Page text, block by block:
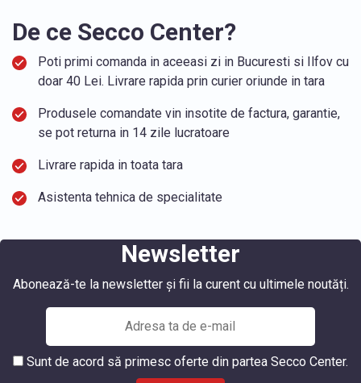
De ce Secco Center?
Poti primi comanda in aceeasi zi in Bucuresti si Ilfov cu
doar 40 Lei. Livrare rapida prin curier oriunde in tara
Produsele comandate vin insotite de factura, garantie,
se pot returna in 14 zile lucratoare
Livrare rapida in toata tara
Asistenta tehnica de specialitate
Newsletter
Abonează-te la newsletter și fii la curent cu ultimele noutăți.
Sunt de acord să primesc oferte din partea Secco Center.